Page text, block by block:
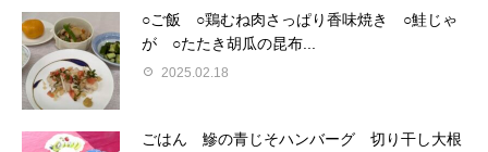
○ご飯 ○鶏むね肉さっぱり香味焼き ○鮭じゃ
が ○たたき胡瓜の昆布...
2025.02.18
ごはん 鰺の青じそハンバーグ 切り干し大根